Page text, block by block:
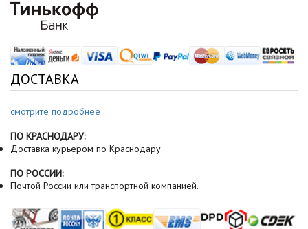
ДОСТАВКА
смотрите подробнее
ПО КРАСНОДАРУ:
Доставка курьером по Краснодару
ПО РОССИИ:
Почтой России или транспортной компанией.